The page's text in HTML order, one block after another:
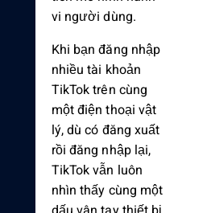
vi người dùng.
Khi bạn đăng nhập
nhiều tài khoản
TikTok trên cùng
một điện thoại vật
lý, dù có đăng xuất
rồi đăng nhập lại,
TikTok vẫn luôn
nhìn thấy cùng một